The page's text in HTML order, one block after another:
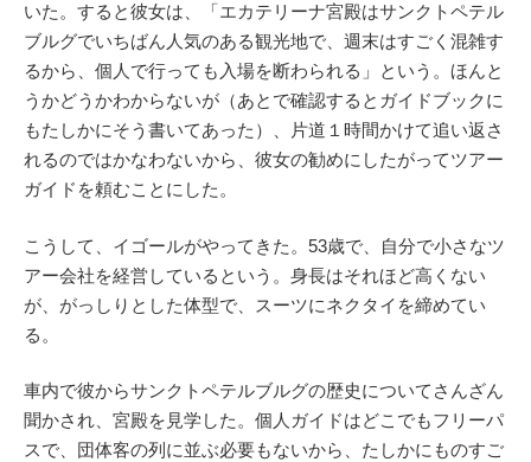
いた。すると彼女は、「エカテリーナ宮殿はサンクトペテル
ブルグでいちばん人気のある観光地で、週末はすごく混雑す
るから、個人で行っても入場を断わられる」という。ほんと
うかどうかわからないが（あとで確認するとガイドブックに
もたしかにそう書いてあった）、片道１時間かけて追い返さ
れるのではかなわないから、彼女の勧めにしたがってツアー
ガイドを頼むことにした。
こうして、イゴールがやってきた。53歳で、自分で小さなツ
アー会社を経営しているという。身長はそれほど高くない
が、がっしりとした体型で、スーツにネクタイを締めてい
る。
車内で彼からサンクトペテルブルグの歴史についてさんざん
聞かされ、宮殿を見学した。個人ガイドはどこでもフリーパ
スで、団体客の列に並ぶ必要もないから、たしかにものすご